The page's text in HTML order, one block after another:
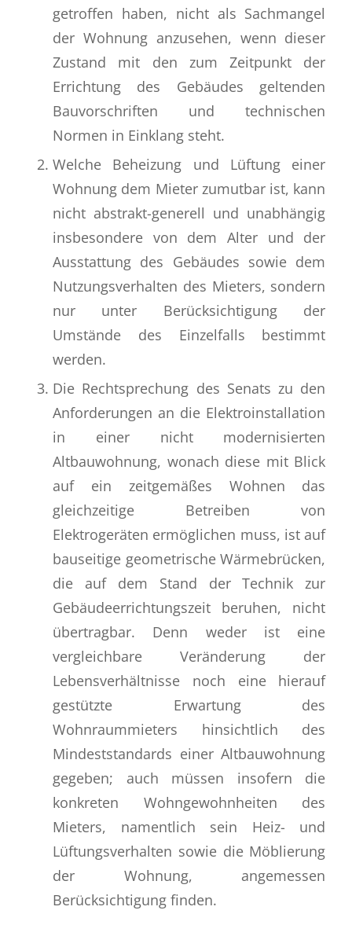
getroffen haben, nicht als Sachmangel
der Wohnung anzusehen, wenn dieser
Zustand mit den zum Zeitpunkt der
Errichtung des Gebäudes geltenden
Bauvorschriften und technischen
Normen in Einklang steht.
Welche Beheizung und Lüftung einer
Wohnung dem Mieter zumutbar ist, kann
nicht abstrakt-generell und unabhängig
insbesondere von dem Alter und der
Ausstattung des Gebäudes sowie dem
Nutzungsverhalten des Mieters, sondern
nur unter Berücksichtigung der
Umstände des Einzelfalls bestimmt
werden.
Die Rechtsprechung des Senats zu den
Anforderungen an die Elektroinstallation
in einer nicht modernisierten
Altbauwohnung, wonach diese mit Blick
auf ein zeitgemäßes Wohnen das
gleichzeitige Betreiben von
Elektrogeräten ermöglichen muss, ist auf
bauseitige geometrische Wärmebrücken,
die auf dem Stand der Technik zur
Gebäudeerrichtungszeit beruhen, nicht
übertragbar. Denn weder ist eine
vergleichbare Veränderung der
Lebensverhältnisse noch eine hierauf
gestützte Erwartung des
Wohnraummieters hinsichtlich des
Mindeststandards einer Altbauwohnung
gegeben; auch müssen insofern die
konkreten Wohngewohnheiten des
Mieters, namentlich sein Heiz- und
Lüftungsverhalten sowie die Möblierung
der Wohnung, angemessen
Berücksichtigung finden.